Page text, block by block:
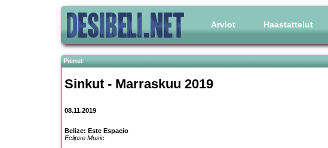
Arviot Haastattelut
Pienet
Sinkut - Marraskuu 2019
08.11.2019
Belize: Este Espacio
Eclipse Music